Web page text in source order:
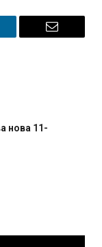
Email
нова 11-